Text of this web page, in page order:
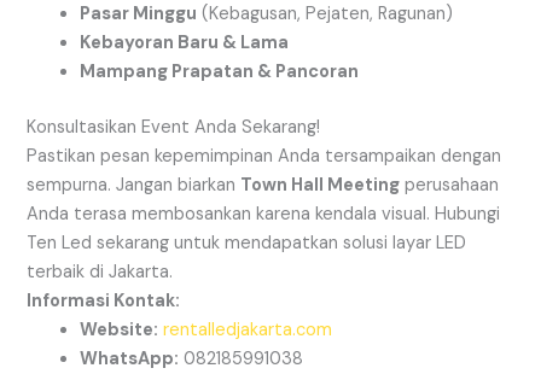
Pasar Minggu (Kebagusan, Pejaten, Ragunan)
Kebayoran Baru & Lama
Mampang Prapatan & Pancoran
Konsultasikan Event Anda Sekarang!
Pastikan pesan kepemimpinan Anda tersampaikan dengan
sempurna. Jangan biarkan Town Hall Meeting perusahaan
Anda terasa membosankan karena kendala visual. Hubungi
Ten Led sekarang untuk mendapatkan solusi layar LED
terbaik di Jakarta.
Informasi Kontak:
Website: rentalledjakarta.com
WhatsApp: 082185991038